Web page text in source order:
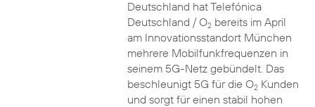
Deutschland hat Telefónica
Deutschland / O2bereits im April
am Innovationsstandort München
mehrere Mobilfunkfrequenzen in
seinem 5G-Netz gebündelt. Das
beschleunigt 5G für die O2Kunden
und sorgt für einen stabil hohen